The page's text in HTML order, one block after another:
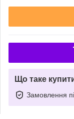
Що таке
Замовлення